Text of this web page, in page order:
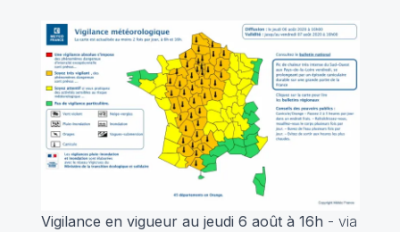
Vigilance en vigueur au jeudi 6 août à 16h - via